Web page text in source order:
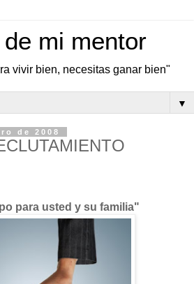
mi mentor
vivir bien, necesitas ganar bien"
▼
de 2008
para usted y su familia"